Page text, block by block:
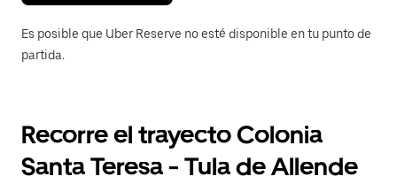
Es posible que Uber Reserve no esté disponible en tu punto de
partida.
Recorre el trayecto Colonia
Santa Teresa - Tula de Allende